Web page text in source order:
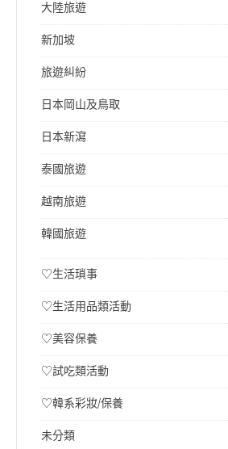
大陸旅遊
新加坡
旅遊糾紛
日本岡山及鳥取
日本新瀉
泰國旅遊
越南旅遊
韓國旅遊
♡生活瑣事
♡生活用品類活動
♡美容保養
♡試吃類活動
♡韓系彩妝/保養
未分類